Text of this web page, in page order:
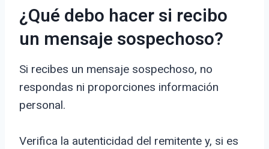
¿Qué debo hacer si recibo
un mensaje sospechoso?
Si recibes un mensaje sospechoso, no
respondas ni proporciones información
personal.
Verifica la autenticidad del remitente y, si es